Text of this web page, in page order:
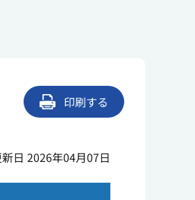
印刷する
日 2026年04月07日